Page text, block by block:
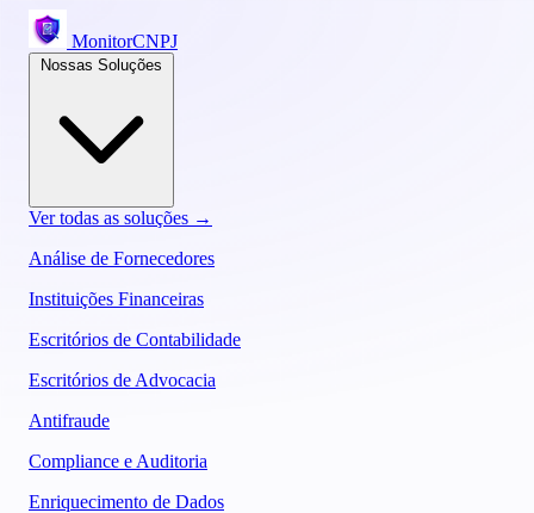
MonitorCNPJ
Ver todas as soluções →
Análise de Fornecedores
Instituições Financeiras
Escritórios de Contabilidade
Escritórios de Advocacia
Antifraude
Compliance e Auditoria
Enriquecimento de Dados